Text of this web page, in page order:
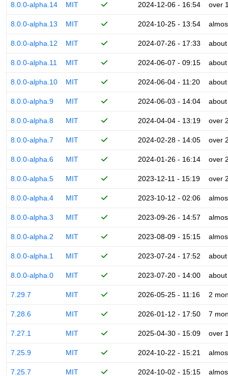
8.0.0-alpha.14 MIT 2024-12-06 - 16:54 over
8.0.0-alpha.13 MIT 2024-10-25 - 13:54
8.0.0-alpha.12 MIT 2024-07-26 - 17:33
8.0.0-alpha.11 MIT 2024-06-07 - 09:15
8.0.0-alpha.10 MIT 2024-06-04 - 11:20
8.0.0-alpha.9 MIT 2024-06-03 - 14:04
8.0.0-alpha.8 MIT 2024-04-04 - 13:19 over
8.0.0-alpha.7 MIT 2024-02-28 - 14:05 over
8.0.0-alpha.6 MIT 2024-01-26 - 16:14 over
8.0.0-alpha.5 MIT 2023-12-11 - 15:19 over
8.0.0-alpha.4 MIT 2023-10-12 - 02:06
8.0.0-alpha.3 MIT 2023-09-26 - 14:57
8.0.0-alpha.2 MIT 2023-08-09 - 15:15
8.0.0-alpha.1 MIT 2023-07-24 - 17:52
8.0.0-alpha.0 MIT 2023-07-20 - 14:00
7.29.7 MIT 2026-05-25 - 11:16 2
7.28.6 MIT 2026-01-12 - 17:50 7
7.27.1 MIT 2025-04-30 - 15:09 over
7.25.9 MIT 2024-10-22 - 15:21
7.25.7 MIT 2024-10-02 - 15:15